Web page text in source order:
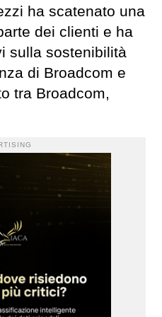
ha scatenato una
dei clienti e ha
sulla sostenibilità
di Broadcom e
tra Broadcom,